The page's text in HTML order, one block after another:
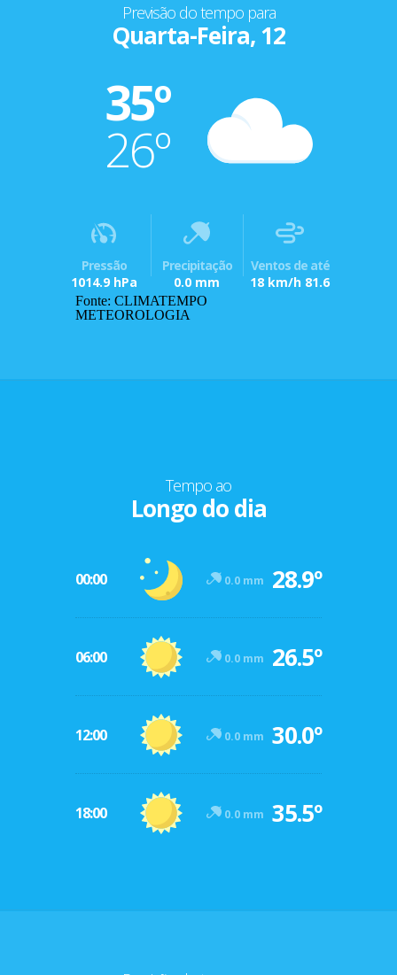
Previsão do tempo para
Quarta-Feira, 12
35º
26º
Pressão
1014.9 hPa
Precipitação
0.0 mm
Ventos de até
18 km/h 81.6
Fonte: CLIMATEMPO
METEOROLOGIA
Tempo ao
Longo do dia
00:00 0.0 mm 28.9º
06:00 0.0 mm 26.5º
12:00 0.0 mm 30.0º
18:00 0.0 mm 35.5º